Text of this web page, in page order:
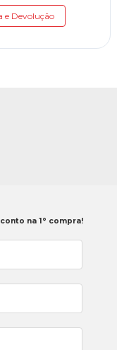
e Devolução
na 1° compra!